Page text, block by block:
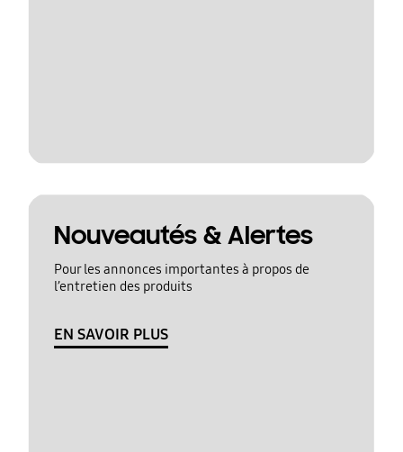
Nouveautés & Alertes
Pour les annonces importantes à propos de
l’entretien des produits
EN SAVOIR PLUS